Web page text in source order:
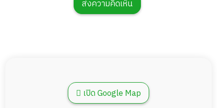
ส่งความคิดเห็น
เปิด Google Map